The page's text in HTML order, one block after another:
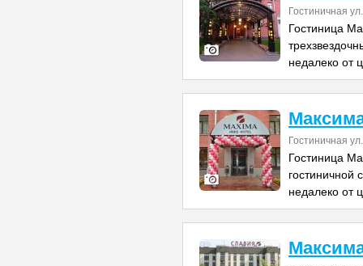
Гостиничная
Гостиница
недалеко от
Гостиничная
Гостиница
гостиничной
недалеко от